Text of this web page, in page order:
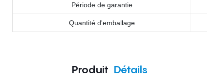
Période de garantie
Quantité d'emballage
Produit Détails